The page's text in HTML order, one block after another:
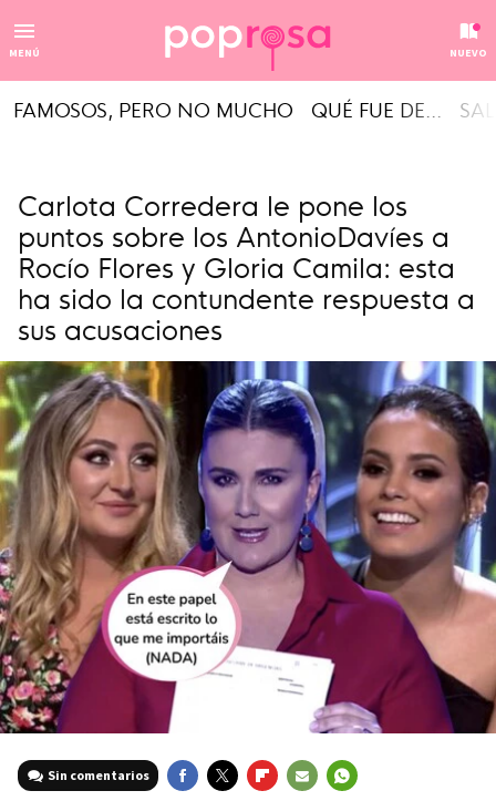
MENÚ NUEVO
FAMOSOS, PERO NO MUCHO QUÉ FUE DE...
Carlota Corredera le pone los
puntos sobre los AntonioDavíes a
Rocío Flores y Gloria Camila: esta
ha sido la contundente respuesta a
sus acusaciones
Sin comentarios